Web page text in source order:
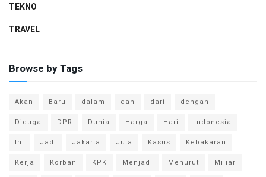
TEKNO
TRAVEL
Browse by Tags
Akan Baru dalam dan dari
dengan
Diduga
DPR Dunia Harga Hari
Indonesia
Ini
Jadi Jakarta Juta Kasus
Kebakaran
Kerja
Korban KPK Menjadi Menurut
Miliar